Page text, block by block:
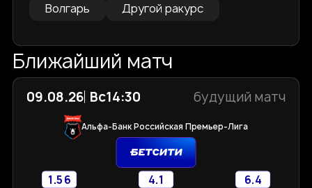
Волгарь
Другой ракурс
Ближайший матч
09.08.26 Вс14:30 будущий матч
Альфа-Банк Российская Премьер-Лига
1.56 4.1 6.4